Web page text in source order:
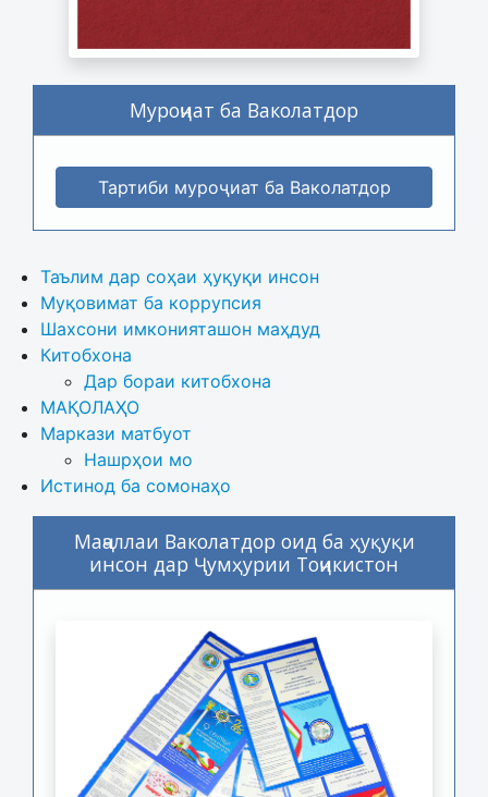
Муроҷиат ба Ваколатдор
Тартиби муроҷиат ба Ваколатдор
Таълим дар соҳаи ҳуқуқи инсон
Муқовимат ба коррупсия
Шахсони имконияташон маҳдуд
Китобхона
Дар бораи китобхона
МАҚОЛАҲО
Маркази матбуот
Нашрҳои мо
Истинод ба сомонаҳо
Маҷаллаи Ваколатдор оид ба ҳуқуқи
инсон дар Ҷумҳурии Тоҷикистон